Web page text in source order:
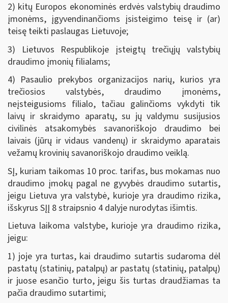
2) kitų Europos ekonominės erdvės valstybių draudimo
įmonėms, įgyvendinančioms įsisteigimo teisę ir (ar)
teisę teikti paslaugas Lietuvoje;
3) Lietuvos Respublikoje įsteigtų trečiųjų valstybių
draudimo įmonių filialams;
4) Pasaulio prekybos organizacijos narių, kurios yra
trečiosios valstybės, draudimo įmonėms,
neįsteigusioms filialo, tačiau galinčioms vykdyti tik
laivų ir skraidymo aparatų, su jų valdymu susijusios
civilinės atsakomybės savanoriškojo draudimo bei
laivais (jūrų ir vidaus vandenų) ir skraidymo aparatais
vežamų krovinių savanoriškojo draudimo veiklą.
SĮ, kuriam taikomas 10 proc. tarifas, bus mokamas nuo
draudimo įmokų pagal ne gyvybės draudimo sutartis,
jeigu Lietuva yra valstybė, kurioje yra draudimo rizika,
išskyrus SĮĮ 8 straipsnio 4 dalyje nurodytas išimtis.
Lietuva laikoma valstybe, kurioje yra draudimo rizika,
jeigu:
1) joje yra turtas, kai draudimo sutartis sudaroma dėl
pastatų (statinių, patalpų) ar pastatų (statinių, patalpų)
ir juose esančio turto, jeigu šis turtas draudžiamas ta
pačia draudimo sutartimi;